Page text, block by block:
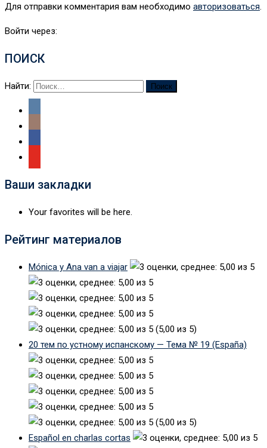
Для отправки комментария вам необходимо авторизоваться.
Войти через:
ПОИСК
Найти:
Ваши закладки
Your favorites will be here.
Рейтинг материалов
Mónica y Ana van a viajar
(5,00 из 5)
20 тем по устному испанскому — Тема № 19 (España)
(5,00 из 5)
Español en charlas cortas